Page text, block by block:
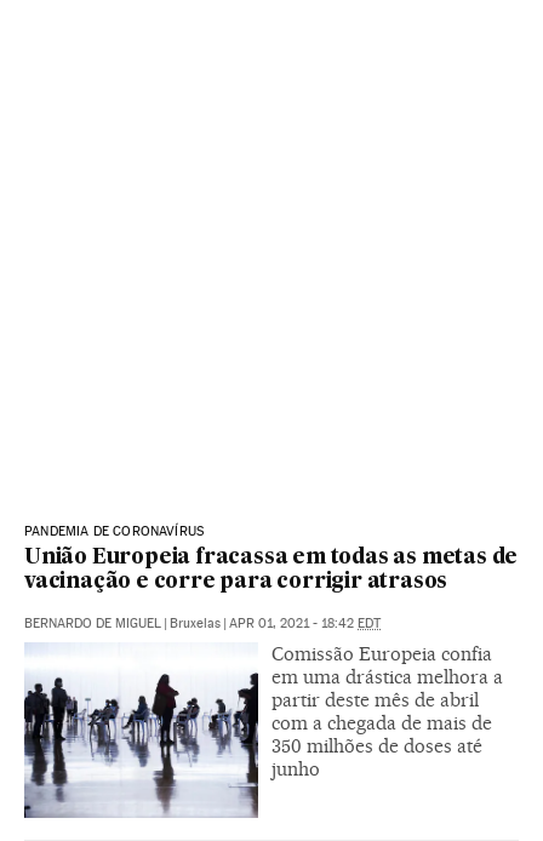
PANDEMIA DE CORONAVÍRUS
União Europeia fracassa em todas as metas de
vacinação e corre para corrigir atrasos
BERNARDO DE MIGUEL | Bruxelas | APR 01, 2021 - 18:42 EDT
Comissão Europeia confia
em uma drástica melhora a
partir deste mês de abril
com a chegada de mais de
350 milhões de doses até
junho